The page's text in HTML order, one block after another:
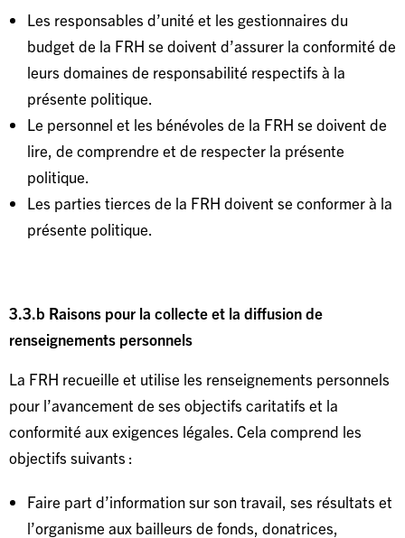
Les responsables d’unité et les gestionnaires du
budget de la FRH se doivent d’assurer la conformité de
leurs domaines de responsabilité respectifs à la
présente politique.
Le personnel et les bénévoles de la FRH se doivent de
lire, de comprendre et de respecter la présente
politique.
Les parties tierces de la FRH doivent se conformer à la
présente politique.
3.3.b Raisons pour la collecte et la diffusion de
renseignements personnels
La FRH recueille et utilise les renseignements personnels
pour l’avancement de ses objectifs caritatifs et la
conformité aux exigences légales. Cela comprend les
objectifs suivants :
Faire part d’information sur son travail, ses résultats et
l’organisme aux bailleurs de fonds, donatrices,